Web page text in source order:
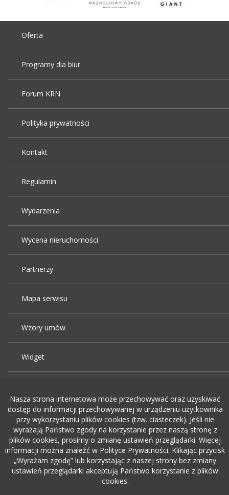
Oferta
Programy dla biur
Forum KRN
Polityka prywatności
Kontakt
Regulamin
Wydarzenia
Wycena nieruchomości
Partnerzy
Mapa serwisu
Wzory umów
Widget
Dodaj ogłoszenie o pracę
rekrutacja w it
Nasza strona internetowa może przechowywać oraz uzyskiwać
dostęp do informacji przechowywanej w urządzeniu użytkownika
przy wykorzystaniu plików cookies (tzw. ciasteczek). Jeśli nie
wyrażają Państwo zgody na korzystanie przez naszą stronę z
plików cookies, prosimy o zmianę ustawień przeglądarki. Więcej
informacji można znaleźć w Polityce Prywatności. Klikając przycisk
„Wyrażam zgodę” lub korzystając z naszej strony bez zmiany
ustawień przeglądarki akceptują Państwo korzystanie z plików
cookies.